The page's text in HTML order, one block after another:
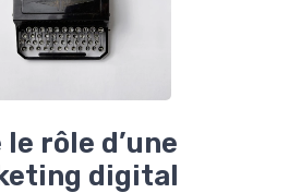
rôle d’une
digital